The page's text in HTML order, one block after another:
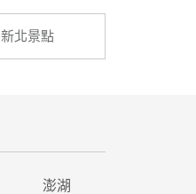
新北景點
澎湖